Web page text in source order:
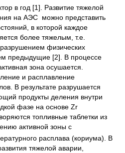
в год [1]. Развитие тяжелой
на АЭС можно представить
в которой каждое
более тяжелым, т.е.
физических
предыдущие [2]. В процессе
зона осушается.
и расплавление
В результате разрушается
продукты деления внутри
фазе на основе Zr
топливные таблетки из
активной зоны с
расплава (кориума). В
тяжелой аварии,